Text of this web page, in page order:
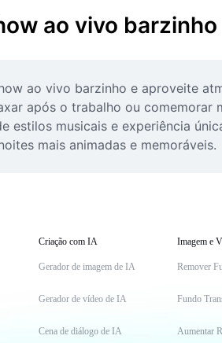
ao vivo barzinho
ao vivo barzinho e aproveite
após o trabalho ou comemorar
estilos musicais e experiência
mais animadas e memoráveis.
Criação com IA
Gerador de imagem de IA
Gerador de vídeo de IA
Cena de diálogo de IA
Imagem e
Remover
Fundo
Aumentar